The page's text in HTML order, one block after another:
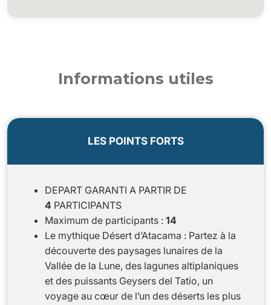
Informations utiles
LES POINTS FORTS
DEPART GARANTI A PARTIR DE
4 PARTICIPANTS
Maximum de participants : 14
Le mythique Désert d’Atacama : Partez à la
découverte des paysages lunaires de la
Vallée de la Lune, des lagunes altiplaniques
et des puissants Geysers del Tatio, un
voyage au cœur de l’un des déserts les plus